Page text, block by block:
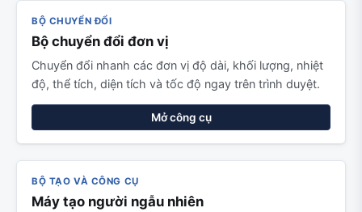
BỘ CHUYỂN ĐỔI
Bộ chuyển đổi đơn vị
Chuyển đổi nhanh các đơn vị độ dài, khối lượng, nhiệt
độ, thể tích, diện tích và tốc độ ngay trên trình duyệt.
Mở công cụ
BỘ TẠO VÀ CÔNG CỤ
Máy tạo người ngẫu nhiên